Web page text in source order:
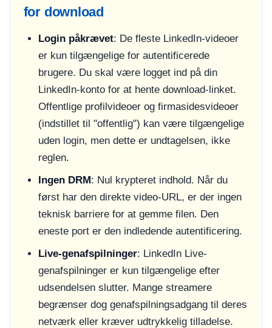
for download
Login påkrævet: De fleste LinkedIn-videoer
er kun tilgængelige for autentificerede
brugere. Du skal være logget ind på din
LinkedIn-konto for at hente download-linket.
Offentlige profilvideoer og firmasidesvideoer
(indstillet til "offentlig") kan være tilgængelige
uden login, men dette er undtagelsen, ikke
reglen.
Ingen DRM: Nul krypteret indhold. Når du
først har den direkte video-URL, er der ingen
teknisk barriere for at gemme filen. Den
eneste port er den indledende autentificering.
Live-genafspilninger: LinkedIn Live-
genafspilninger er kun tilgængelige efter
udsendelsen slutter. Mange streamere
begrænser dog genafspilningsadgang til deres
netværk eller kræver udtrykkelig tilladelse.